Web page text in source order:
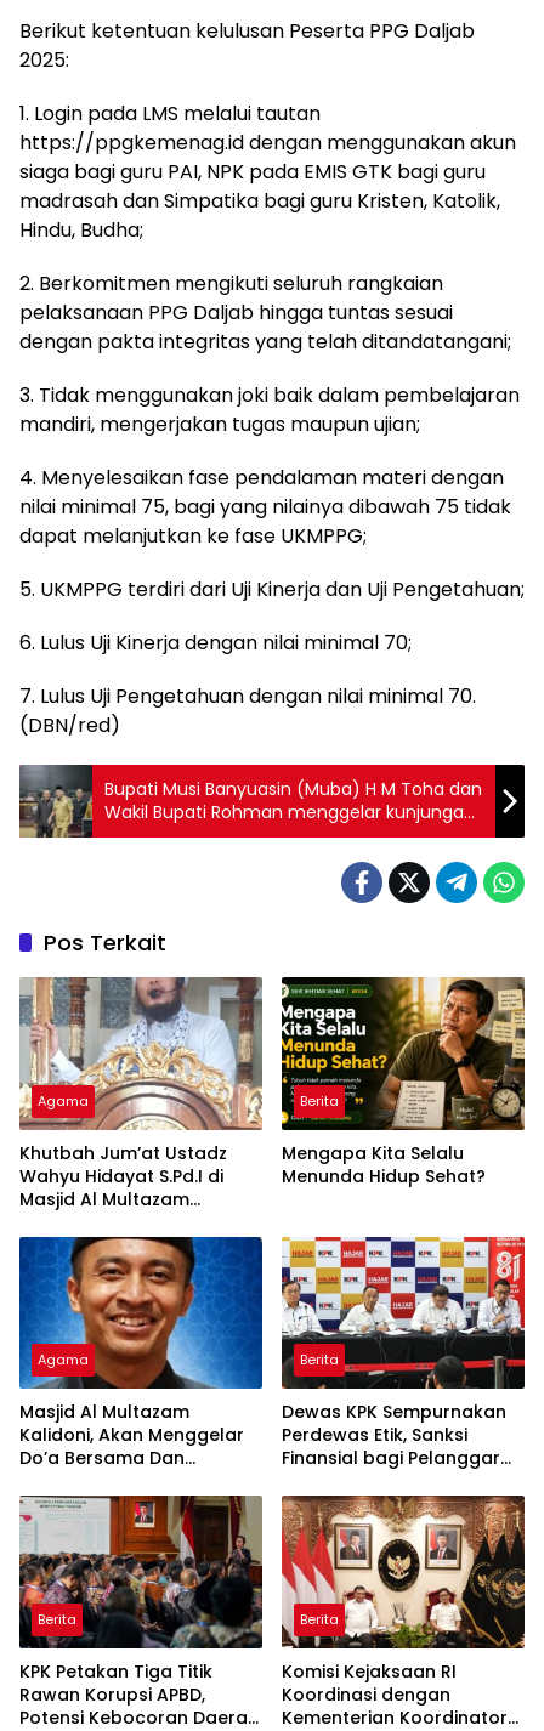
Berikut ketentuan kelulusan Peserta PPG Daljab
2025:
1. Login pada LMS melalui tautan
https://ppgkemenag.id dengan menggunakan akun
siaga bagi guru PAI, NPK pada EMIS GTK bagi guru
madrasah dan Simpatika bagi guru Kristen, Katolik,
Hindu, Budha;
2. Berkomitmen mengikuti seluruh rangkaian
pelaksanaan PPG Daljab hingga tuntas sesuai
dengan pakta integritas yang telah ditandatangani;
3. Tidak menggunakan joki baik dalam pembelajaran
mandiri, mengerjakan tugas maupun ujian;
4. Menyelesaikan fase pendalaman materi dengan
nilai minimal 75, bagi yang nilainya dibawah 75 tidak
dapat melanjutkan ke fase UKMPPG;
5. UKMPPG terdiri dari Uji Kinerja dan Uji Pengetahuan;
6. Lulus Uji Kinerja dengan nilai minimal 70;
7. Lulus Uji Pengetahuan dengan nilai minimal 70.
(DBN/red)
Bupati Musi Banyuasin (Muba) H M Toha dan
Wakil Bupati Rohman menggelar kunjungan
silaturahmi ke Dewan Perwakilan Rakyat
Pos Terkait
Agama
Khutbah Jum’at Ustadz
Wahyu Hidayat S.Pd.I di
Masjid Al Multazam
Tempat Ujian
Berita
Mengapa Kita Selalu
Menunda Hidup Sehat?
Agama
Masjid Al Multazam
Kalidoni, Akan Menggelar
Do’a Bersama Dan
RI Ke-81 Dengan
Pembicara Ustadz Qoim
Nur’aini M.Pd
Berita
Dewas KPK Sempurnakan
Perdewas Etik, Sanksi
Finansial bagi Pelanggar
Berita
KPK Petakan Tiga Titik
Rawan Korupsi APBD,
Potensi Kebocoran Daerah
Berita
Komisi Kejaksaan RI
Koordinasi dengan
Kementerian Koordinator